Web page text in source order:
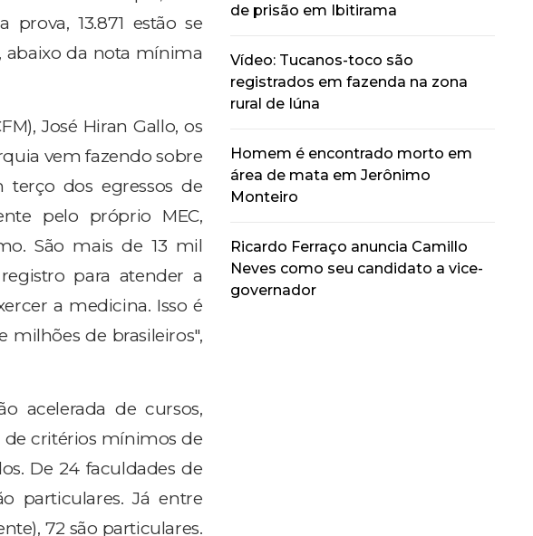
13.871 estão se
abaixo da nota mínima
José Hiran Gallo, os
vem fazendo sobre
dos egressos de
pelo próprio MEC,
São mais de 13 mil
para atender a
a medicina. Isso é
milhões de brasileiros",
acelerada de cursos,
critérios mínimos de
De 24 faculdades de
particulares. Já entre
72 são particulares.
de prisão em Ibitirama
Vídeo: Tucanos-toco são
registrados em fazenda na zona
rural de Iúna
Homem é encontrado morto em
área de mata em Jerônimo
Monteiro
Ricardo Ferraço anuncia Camillo
Neves como seu candidato a vice-
governador